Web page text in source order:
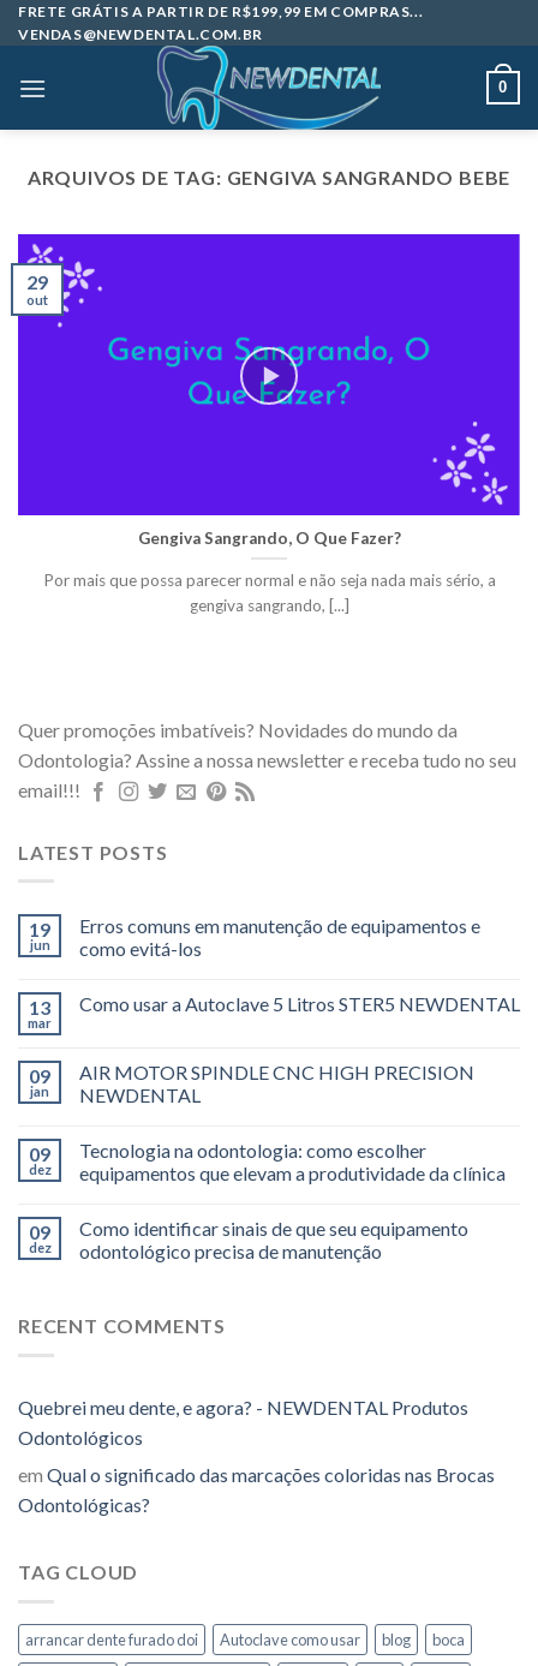
Skip
to
FRETE GRÁTIS A PARTIR DE R$199,99 EM COMPRAS...
VENDAS@NEWDENTAL.COM.BR
0
ARQUIVOS DE TAG: GENGIVA SANGRANDO BEBE
Gengiva Sangrando, O Que Fazer?
Por mais que possa parecer normal e não seja nada mais sério, a
gengiva sangrando, [...]
29
out
Quer promoções imbatíveis? Novidades do mundo da
Odontologia? Assine a nossa newsletter e receba tudo no seu
email!!!
LATEST POSTS
19
jun
Erros comuns em manutenção de equipamentos e
como evitá-los
13
mar
Como usar a Autoclave 5 Litros STER5 NEWDENTAL
09
jan
AIR MOTOR SPINDLE CNC HIGH PRECISION
NEWDENTAL
09
dez
Tecnologia na odontologia: como escolher
equipamentos que elevam a produtividade da clínica
09
dez
Como identificar sinais de que seu equipamento
odontológico precisa de manutenção
RECENT COMMENTS
Quebrei meu dente, e agora? - NEWDENTAL Produtos
Odontológicos
em Qual o significado das marcações coloridas nas Brocas
Odontológicas?
TAG CLOUD
arrancar dente furado doi Autoclave como usar blog
boca